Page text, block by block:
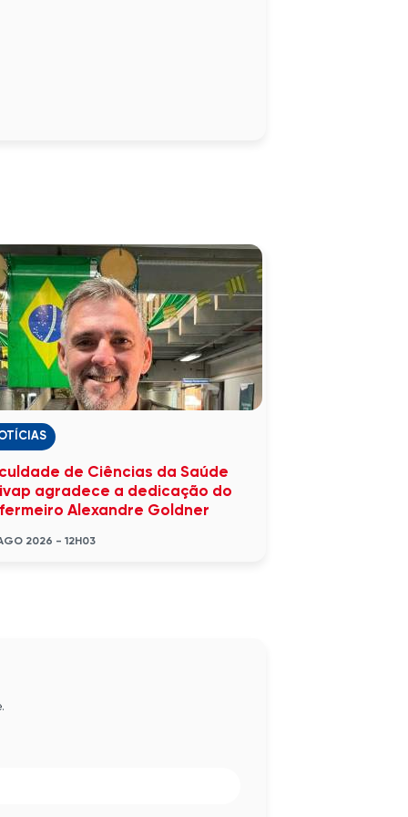
de Ciências da Saúde
agradece a dedicação do
Alexandre Goldner
2026 - 12H03